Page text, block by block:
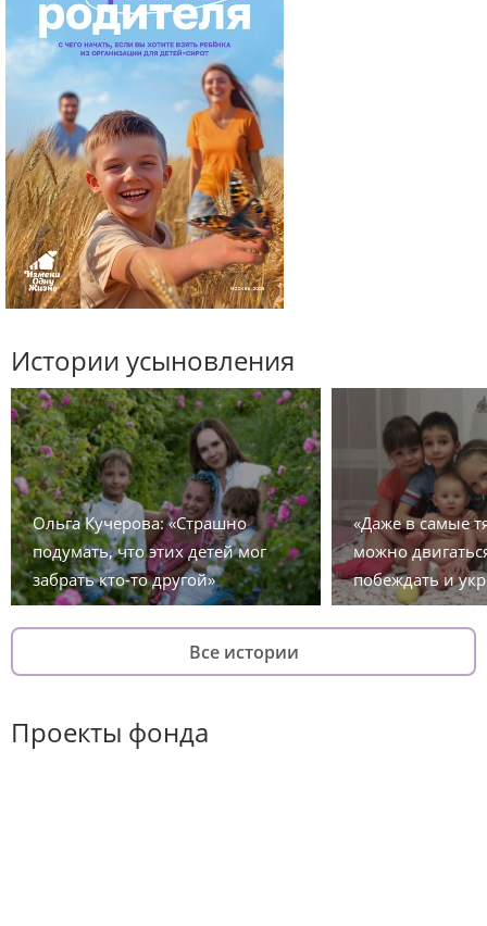
Истории усыновления
Ольга Кучерова: «Страшно
подумать, что этих детей мог
забрать кто-то другой»
«Даже в самые
можно
побеждать и
Все истории
Проекты фонда